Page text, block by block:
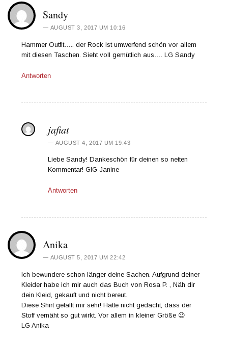
Sandy
AUGUST 3, 2017 UM 10:16
Hammer Outfit….. der Rock ist umwerfend schön vor allem
mit diesen Taschen. Sieht voll gemütlich aus…. LG Sandy
Antworten
jafiat
AUGUST 4, 2017 UM 19:43
Liebe Sandy! Dankeschön für deinen so netten
Kommentar! GlG Janine
Antworten
Anika
AUGUST 5, 2017 UM 22:42
Ich bewundere schon länger deine Sachen. Aufgrund deiner
Kleider habe ich mir auch das Buch von Rosa P. , Näh dir
dein Kleid, gekauft und nicht bereut.
Diese Shirt gefällt mir sehr! Hätte nicht gedacht, dass der
Stoff vernäht so gut wirkt. Vor allem in kleiner Größe 😉
LG Anika